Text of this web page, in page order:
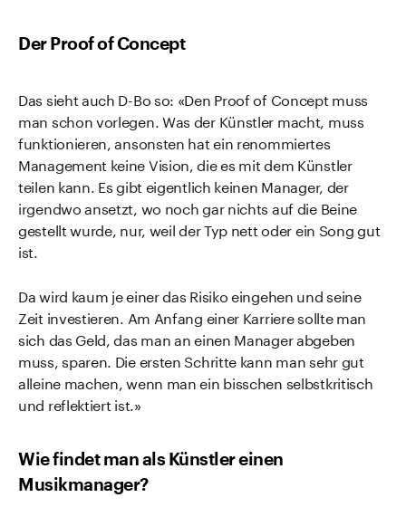
Der Proof of Concept
Das sieht auch D-Bo so: «Den Proof of Concept muss
man schon vorlegen. Was der Künstler macht, muss
funktionieren, ansonsten hat ein renommiertes
Management keine Vision, die es mit dem Künstler
teilen kann. Es gibt eigentlich keinen Manager, der
irgendwo ansetzt, wo noch gar nichts auf die Beine
gestellt wurde, nur, weil der Typ nett oder ein Song gut
ist.
Da wird kaum je einer das Risiko eingehen und seine
Zeit investieren. Am Anfang einer Karriere sollte man
sich das Geld, das man an einen Manager abgeben
muss, sparen. Die ersten Schritte kann man sehr gut
alleine machen, wenn man ein bisschen selbstkritisch
und reflektiert ist.»
Wie findet man als Künstler einen
Musikmanager?